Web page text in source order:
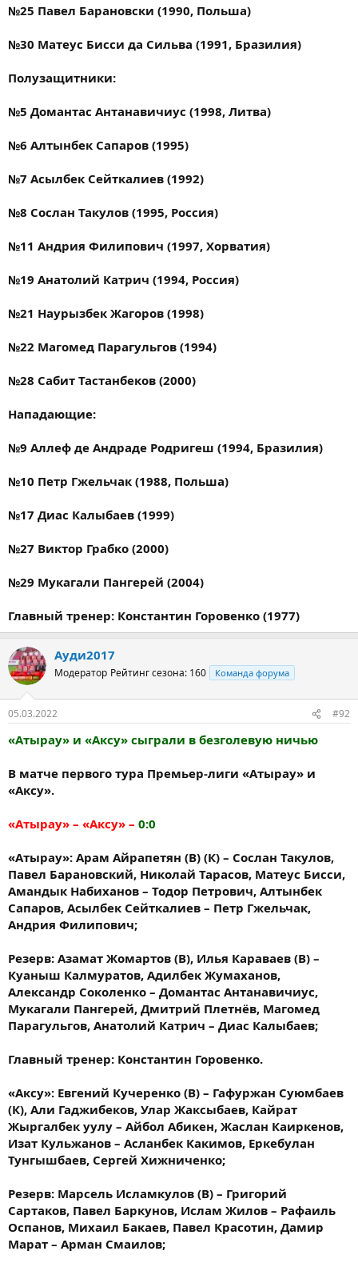
№25 Павел Барановски (1990, Польша)
№30 Матеус Бисси да Сильва (1991, Бразилия)
Полузащитники:
№5 Домантас Антанавичиус (1998, Литва)
№6 Алтынбек Сапаров (1995)
№7 Асылбек Сейткалиев (1992)
№8 Сослан Такулов (1995, Россия)
№11 Андрия Филипович (1997, Хорватия)
№19 Анатолий Катрич (1994, Россия)
№21 Наурызбек Жагоров (1998)
№22 Магомед Парагульгов (1994)
№28 Сабит Тастанбеков (2000)
Нападающие:
№9 Аллеф де Андраде Родригеш (1994, Бразилия)
№10 Петр Гжельчак (1988, Польша)
№17 Диас Калыбаев (1999)
№27 Виктор Грабко (2000)
№29 Мукагали Пангерей (2004)
Главный тренер: Константин Горовенко (1977)
Ауди2017
Модератор Рейтинг сезона: 160 Команда форума
05.03.2022 #92
«Атырау» и «Аксу» сыграли в безголевую ничью
В матче первого тура Премьер-лиги «Атырау» и
«Аксу».
«Атырау» – «Аксу» – 0:0
«Атырау»: Арам Айрапетян (В) (К) – Сослан Такулов,
Павел Барановский, Николай Тарасов, Матеус Бисси,
Амандык Набиханов – Тодор Петрович, Алтынбек
Сапаров, Асылбек Сейткалиев – Петр Гжельчак,
Андрия Филипович;
Резерв: Азамат Жомартов (В), Илья Караваев (В) –
Куаныш Калмуратов, Адилбек Жумаханов,
Александр Соколенко – Домантас Антанавичиус,
Мукагали Пангерей, Дмитрий Плетнёв, Магомед
Парагульгов, Анатолий Катрич – Диас Калыбаев;
Главный тренер: Константин Горовенко.
«Аксу»: Евгений Кучеренко (В) – Гафуржан Суюмбаев
(К), Али Гаджибеков, Улар Жаксыбаев, Кайрат
Жыргалбек уулу – Айбол Абикен, Жаслан Каиркенов,
Изат Кульжанов – Асланбек Какимов, Еркебулан
Тунгышбаев, Сергей Хижниченко;
Резерв: Марсель Исламкулов (В) – Григорий
Сартаков, Павел Баркунов, Ислам Жилов – Рафаиль
Оспанов, Михаил Бакаев, Павел Красотин, Дамир
Марат – Арман Смаилов;